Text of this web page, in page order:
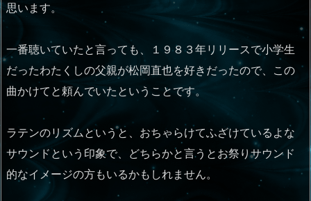
思います。
一番聴いていたと言っても、１９８３年リリースで小学生
だったわたくしの父親が松岡直也を好きだったので、この
曲かけてと頼んでいたということです。
ラテンのリズムというと、おちゃらけてふざけているよな
サウンドという印象で、どちらかと言うとお祭りサウンド
的なイメージの方もいるかもしれません。